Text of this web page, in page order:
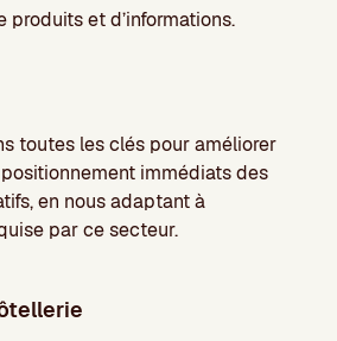
produits et d’informations.
toutes les clés pour améliorer
positionnement immédiats des
en nous adaptant à
par ce secteur.